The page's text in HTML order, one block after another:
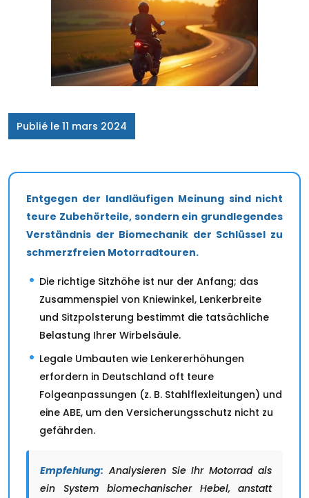
Publié le 11 mars 2024
Entgegen der landläufigen Meinung sind nicht
teure Zubehörteile, sondern ein grundlegendes
Verständnis der Biomechanik der Schlüssel zu
schmerzfreien Motorradtouren.
Die richtige Sitzhöhe ist nur der Anfang; das
Zusammenspiel von Kniewinkel, Lenkerbreite
und Sitzpolsterung bestimmt die tatsächliche
Belastung Ihrer Wirbelsäule.
Legale Umbauten wie Lenkererhöhungen
erfordern in Deutschland oft teure
Folgeanpassungen (z. B. Stahlflexleitungen) und
eine ABE, um den Versicherungsschutz nicht zu
gefährden.
Empfehlung: Analysieren Sie Ihr Motorrad als
ein System biomechanischer Hebel, anstatt